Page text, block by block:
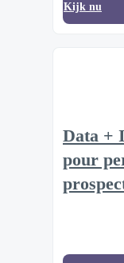
Kijk nu
Data +
pour